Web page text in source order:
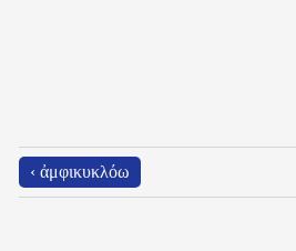
‹ ἀμφικυκλόω